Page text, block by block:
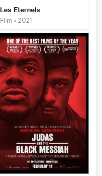
Les Eternels
Film • 2021